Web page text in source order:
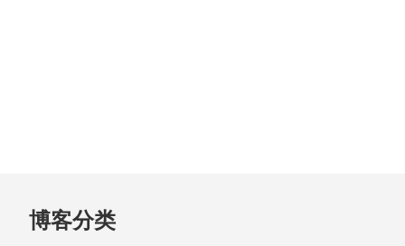
跳
至
博客分类